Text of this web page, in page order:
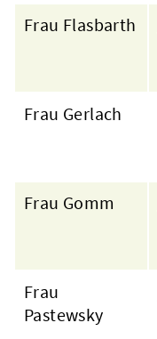
Frau Flasbarth
Frau Gerlach
Frau Gomm
Frau
Pastewsky